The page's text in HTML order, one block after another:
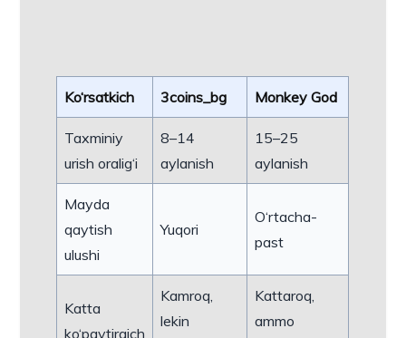
Ko‘rsatkich 3coins_bg Monkey God
Taxminiy
urish oralig‘i
8–14
aylanish
15–25
aylanish
Mayda
qaytish
ulushi
Yuqori
O‘rtacha-
past
Katta
ko‘paytirgich
Kamroq,
lekin
Kattaroq,
ammo